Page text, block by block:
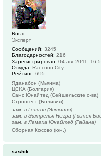
Ruud
Эксперт
Сообщений: 3245
Благодарностей: 216
Зарегистрирован: 04 авг 2011,
Откуда: Raccoon City
Рейтинг: 695
Яданабон (Мьянма)
ЦСКА (Болгария)
Санс Юнайтед (Сейшельские о-ва)
Стронгест (Боливия)
зам. в Гелиос (Эстония)
зам. в Эштрелья Негра (Гвинея-
зам. в Ламаха Юнайтед (Гайана)
Сборная Косово (юн.)
sashik